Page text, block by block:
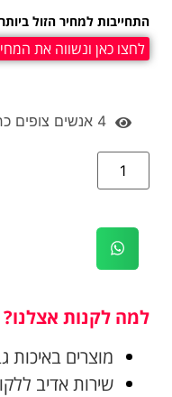
התחייבות למחיר הזול
לחצו כאן ונשווה את
4 אנשים צופים
למה לקנות אצלנו?
מוצרים באיכות
שירות אדיב